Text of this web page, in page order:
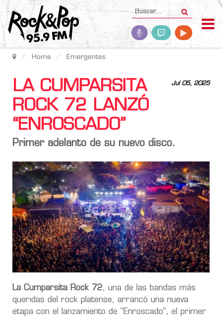
Home Emergentes
Jul 05, 2025
LA CUMPARSITA
ROCK 72 LANZÓ
“ENROSCADO”
Primer adelanto de su nuevo disco.
La Cumparsita Rock 72, una de las bandas más
queridas del rock platense, arrancó una nueva
etapa con el lanzamiento de "Enroscado", el primer